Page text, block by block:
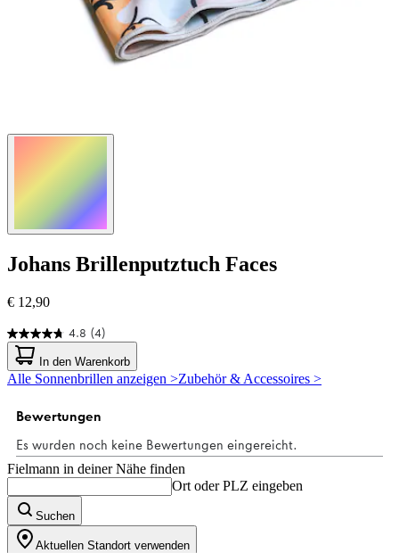
Johans Brillenputztuch Faces
€ 12,90
4.8 (4)
4.8
von
5
Sternen.
Bewertungen
In den Warenkorb
Alle Sonnenbrillen anzeigen >Zubehör & Accessoires >
Fielmann in deiner Nähe finden
Ort oder PLZ eingeben
Suchen
Aktuellen Standort verwenden